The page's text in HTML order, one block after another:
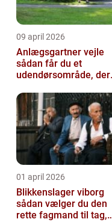
09 april 2026
Anlægsgartner vejle
sådan får du et
udendørsområde, der
01 april 2026
Blikkenslager viborg
sådan vælger du den
rette fagmand til tag,